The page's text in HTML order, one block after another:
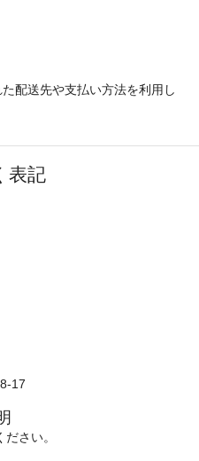
配送先や支払い方法を利用し
表記
17
ださい。